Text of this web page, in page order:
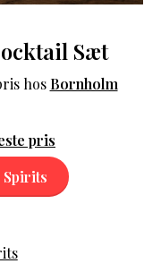
Sæt
hos Bornholm
pris
Spirits